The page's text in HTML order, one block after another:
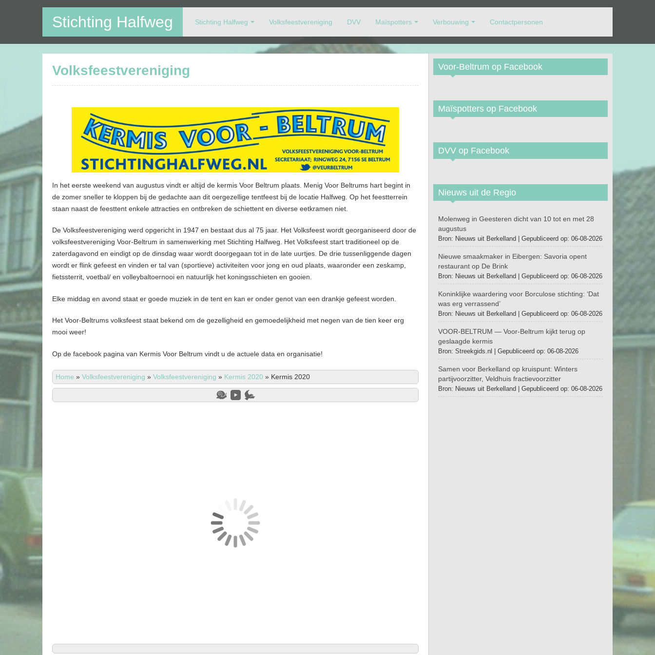
Stichting Halfweg Stichting Halfweg Volksfeestvereniging DVV Maïspotters Verbouwing Contactpersonen
Op deze website kunt u alle activiteiten in en rondom Voor-Beltrum op de voet volgen.
Volksfeestvereniging
In het eerste weekend van augustus vindt er altijd de kermis Voor Beltrum plaats. Menig Voor Beltrums hart begint in
de zomer sneller te kloppen bij de gedachte aan dit oergezellige tentfeest bij de locatie Halfweg. Op het feestterrein
staan naast de feesttent enkele attracties en ontbreken de schiettent en diverse eetkramen niet.
De Volksfeestvereniging werd opgericht in 1947 en bestaat dus al 75 jaar. Het Volksfeest wordt georganiseerd door de
volksfeestvereniging Voor-Beltrum in samenwerking met Stichting Halfweg. Het Volksfeest start traditioneel op de
zaterdagavond en eindigt op de dinsdag waar wordt doorgegaan tot in de late uurtjes. De drie tussenliggende dagen
wordt er flink gefeest en vinden er tal van (sportieve) activiteiten voor jong en oud plaats, waaronder een zeskamp,
fietssterrit, voetbal/ en volleybaltoernooi en natuurlijk het koningsschieten en gooien.
Elke middag en avond staat er goede muziek in de tent en kan er onder genot van een drankje gefeest worden.
Het Voor-Beltrums volksfeest staat bekend om de gezelligheid en gemoedelijkheid met negen van de tien keer erg
mooi weer!
Op de facebook pagina van Kermis Voor Beltrum vindt u de actuele data en organisatie!
Home » Volksfeestvereniging » Volksfeestvereniging » Kermis 2020 » Kermis 2020
Voor-Beltrum op Facebook
Maïspotters op Facebook
DVV op Facebook
Nieuws uit de Regio
Molenweg in Geesteren dicht van 10 tot en met 28
augustus
Bron: Nieuws uit Berkelland Gepubliceerd op: 06-08-2026
Nieuwe smaakmaker in Eibergen: Savoria opent
restaurant op De Brink
Bron: Nieuws uit Berkelland Gepubliceerd op: 06-08-2026
Koninklijke waardering voor Borculose stichting: ‘Dat
was erg verrassend’
Bron: Nieuws uit Berkelland Gepubliceerd op: 06-08-2026
VOOR-BELTRUM — Voor-Beltrum kijkt terug op
geslaagde kermis
Bron: Streekgids.nl Gepubliceerd op: 06-08-2026
Samen voor Berkelland op kruispunt: Winters
partijvoorzitter, Veldhuis fractievoorzitter
Bron: Nieuws uit Berkelland Gepubliceerd op: 06-08-2026